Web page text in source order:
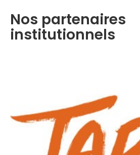
Nos partenaires
institutionnels